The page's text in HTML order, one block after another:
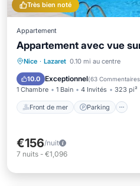
Très bien noté
Appartement
Appartement avec vue
Nice · Lazaret 0.10 mi au centre
10.0 Exceptionnel(63 Commentaires
1 Chambre 1 Bain 4 Invités 323 pi²
Front de mer Parking
Front de mer
Vue sur l’océan
€156/nuit
7 nuits - €1,096